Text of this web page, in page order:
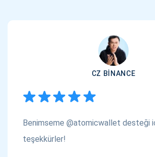
CZ BINANCE
Benimseme @atomicwallet desteği
teşekkürler!